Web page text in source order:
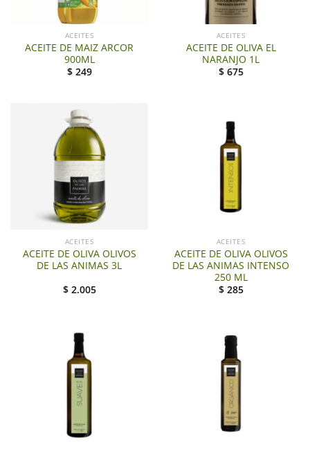
ACEITES
ACEITE DE MAIZ ARCOR
900ML
$ 249
ACEITES
ACEITE DE OLIVA EL
NARANJO 1L
$ 675
ACEITES
ACEITE DE OLIVA OLIVOS
DE LAS ANIMAS 3L
$ 2.005
ACEITES
ACEITE DE OLIVA OLIVOS
DE LAS ANIMAS INTENSO
250 ML
$ 285